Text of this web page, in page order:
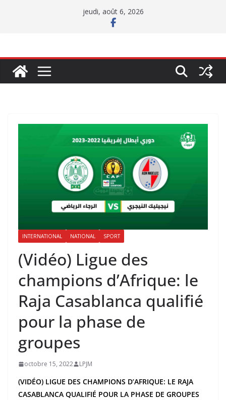
jeudi, août 6, 2026
INTERNATIONAL NATIONAL SPORT
(Vidéo) Ligue des
champions d’Afrique: le
Raja Casablanca qualifié
pour la phase de
groupes
octobre 15, 2022 LPJM
(VIDÉO) LIGUE DES CHAMPIONS D’AFRIQUE: LE RAJA
CASABLANCA QUALIFIÉ POUR LA PHASE DE GROUPES